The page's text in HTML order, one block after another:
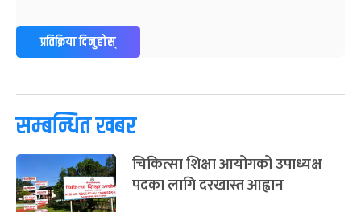
प्रतिक्रिया दिनुहोस्
सम्बन्धित खबर
चिकित्सा शिक्षा आयोगको उपाध्यक्ष
पदका लागि दरखास्त आह्वान